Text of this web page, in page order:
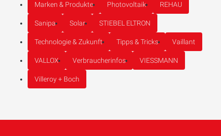
Marken & Produkte Photovoltaik REHAU
Sanipa Solar STIEBEL ELTRON
Technologie & Zukunft Tipps & Tricks Vaillant
VALLOX Verbraucherinfos VIESSMANN
Villeroy + Boch